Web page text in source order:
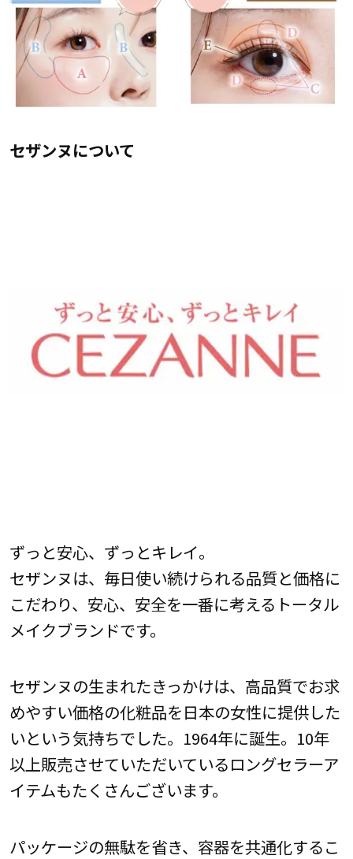
セザンヌについて
ずっと安心、ずっとキレイ。
セザンヌは、毎日使い続けられる品質と価格に
こだわり、安心、安全を一番に考えるトータル
メイクブランドです。
セザンヌの生まれたきっかけは、高品質でお求
めやすい価格の化粧品を日本の女性に提供した
いという気持ちでした。1964年に誕生。10年
以上販売させていただいているロングセラーア
イテムもたくさんございます。
パッケージの無駄を省き、容器を共通化するこ